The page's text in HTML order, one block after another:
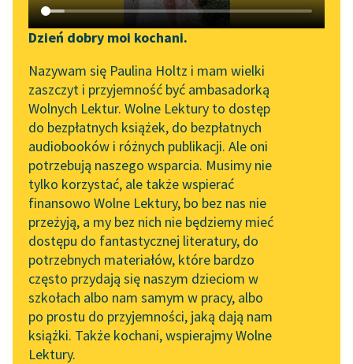
Katalog DAISY
Podkasty o książkach
Zgłoś brak utworu
Aktualności
„Prokurator Alicja Horn”
do słuchania
Byliśmy częścią AI Impact
Lab
Zapraszamy na spotkanie
online z tłumaczkami
literatury skandynawskiej
Spotkanie z Katarzyną
Tunkiel w Oslo
102. lata temu zmarł
Joseph Conrad
Narzędzia
Mapa Wolnych Lektur
Leśmianator
Przewodnik dla piszących i
czytających
API
OAI-PMH
Widget Wolnych Lektur
Przypisy
Dzień dobry moi kochani.
Nazywam się Paulina Holtz i mam wielki
zaszczyt i przyjemność być ambasadorką
Wolnych Lektur. Wolne Lektury to dostęp
do bezpłatnych książek, do bezpłatnych
audiobooków i różnych publikacji. Ale oni
potrzebują naszego wsparcia. Musimy nie
tylko korzystać, ale także wspierać
finansowo Wolne Lektury, bo bez nas nie
przeżyją, a my bez nich nie będziemy mieć
dostępu do fantastycznej literatury, do
potrzebnych materiałów, które bardzo
często przydają się naszym dzieciom w
szkołach albo nam samym w pracy, albo
po prostu do przyjemności, jaką dają nam
książki. Także kochani, wspierajmy Wolne
Lektury.
Adam Mickiewicz
A ja — com zyskał za
rany i znoje?
Com zyskał, że od
maleńkiego wieku
Z...
Czytaj więcej
Motyw: Żołnierz